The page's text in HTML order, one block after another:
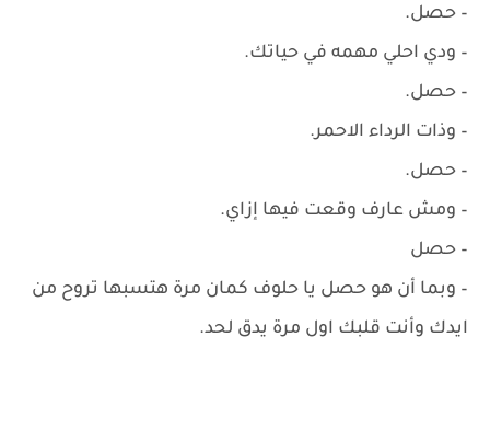
– ‏حصل.
– ‏ودي احلي مهمه في حياتك.
– ‏حصل.
– ‏وذات الرداء الاحمر.
– ‏حصل.
– ‏ومش عارف وقعت فيها إزاي.
– ‏حصل
– ‏وبما أن هو حصل يا حلوف كمان مرة هتسبها تروح من
ايدك وأنت قلبك اول مرة يدق لحد.